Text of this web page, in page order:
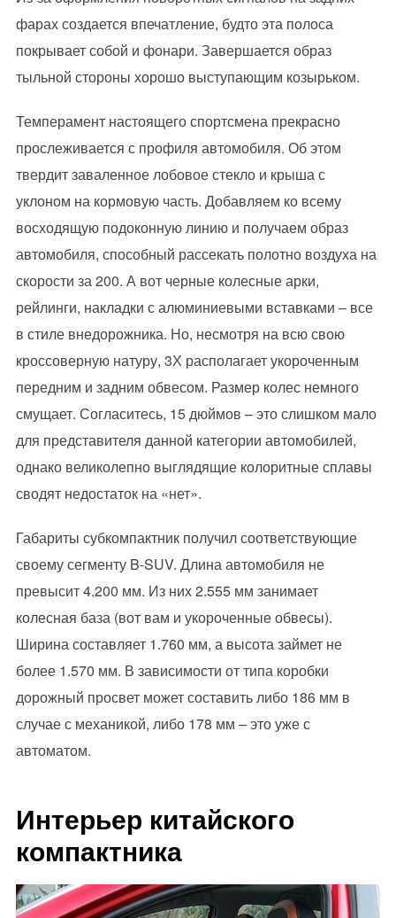
фарах создается впечатление, будто эта полоса
покрывает собой и фонари. Завершается образ
тыльной стороны хорошо выступающим козырьком.
Темперамент настоящего спортсмена прекрасно
прослеживается с профиля автомобиля. Об этом
твердит заваленное лобовое стекло и крыша с
уклоном на кормовую часть. Добавляем ко всему
восходящую подоконную линию и получаем образ
автомобиля, способный рассекать полотно воздуха на
скорости за 200. А вот черные колесные арки,
рейлинги, накладки с алюминиевыми вставками – все
в стиле внедорожника. Но, несмотря на всю свою
кроссоверную натуру, 3Х располагает укороченным
передним и задним обвесом. Размер колес немного
смущает. Согласитесь, 15 дюймов – это слишком мало
для представителя данной категории автомобилей,
однако великолепно выглядящие колоритные сплавы
сводят недостаток на «нет».
Габариты субкомпактник получил соответствующие
своему сегменту B-SUV. Длина автомобиля не
превысит 4.200 мм. Из них 2.555 мм занимает
колесная база (вот вам и укороченные обвесы).
Ширина составляет 1.760 мм, а высота займет не
более 1.570 мм. В зависимости от типа коробки
дорожный просвет может составить либо 186 мм в
случае с механикой, либо 178 мм – это уже с
автоматом.
Интерьер китайского
компактника